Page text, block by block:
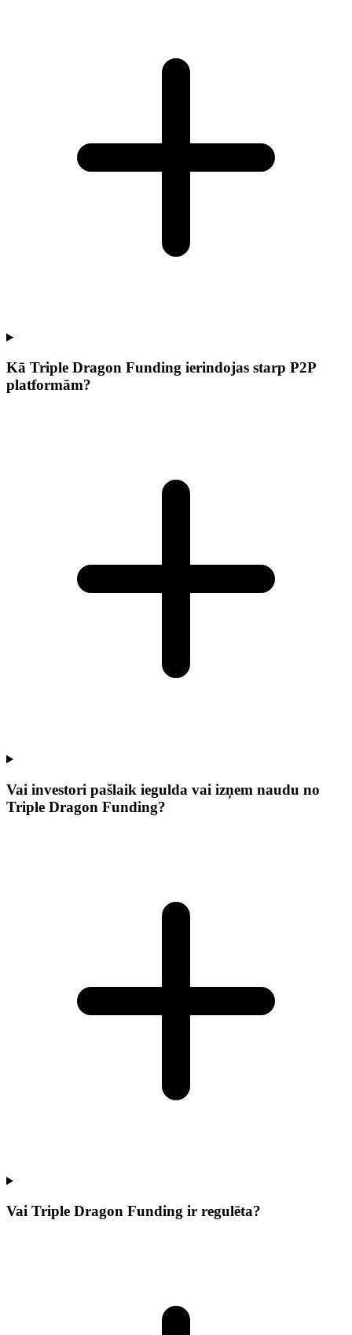
Kā Triple Dragon Funding ierindojas starp P2P
platformām?
Vai investori pašlaik iegulda vai izņem naudu no
Triple Dragon Funding?
Vai Triple Dragon Funding ir regulēta?